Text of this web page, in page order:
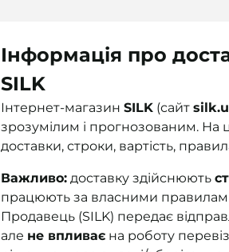
Інформація про
SILK
Інтернет-магазин SILK (сайт
зрозумілим і прогнозованим. На
доставки, строки, вартість,
Важливо: доставку здійснюють
працюють за власними
Продавець (SILK) передає
але не впливає на роботу